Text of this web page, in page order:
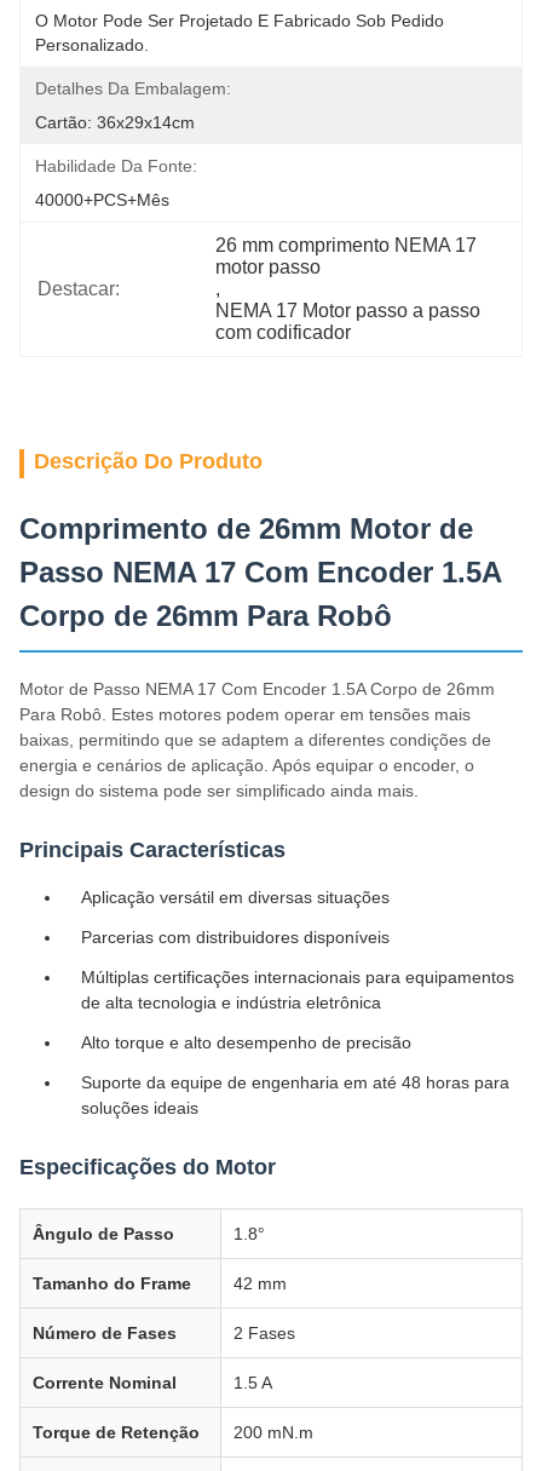
O Motor Pode Ser Projetado E Fabricado Sob Pedido
Personalizado.
Detalhes Da Embalagem:
Cartão: 36x29x14cm
Habilidade Da Fonte:
40000+PCS+Mês
Destacar:
26 mm comprimento NEMA 17
motor passo
,
NEMA 17 Motor passo a passo
com codificador
Descrição Do Produto
Comprimento de 26mm Motor de
Passo NEMA 17 Com Encoder 1.5A
Corpo de 26mm Para Robô
Motor de Passo NEMA 17 Com Encoder 1.5A Corpo de 26mm
Para Robô. Estes motores podem operar em tensões mais
baixas, permitindo que se adaptem a diferentes condições de
energia e cenários de aplicação. Após equipar o encoder, o
design do sistema pode ser simplificado ainda mais.
Principais Características
Aplicação versátil em diversas situações
Parcerias com distribuidores disponíveis
Múltiplas certificações internacionais para equipamentos
de alta tecnologia e indústria eletrônica
Alto torque e alto desempenho de precisão
Suporte da equipe de engenharia em até 48 horas para
soluções ideais
Especificações do Motor
Ângulo de Passo 1.8°
Tamanho do Frame 42 mm
Número de Fases 2 Fases
Corrente Nominal 1.5 A
Torque de Retenção 200 mN.m